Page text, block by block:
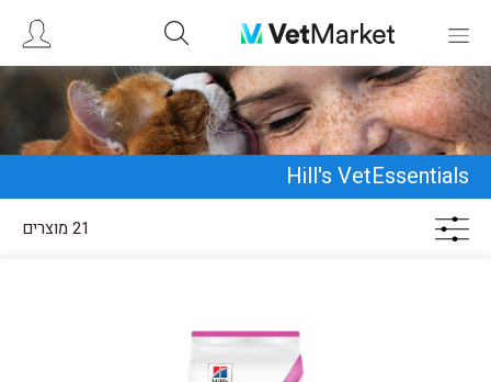
Hill's VetEssentials
21 מוצרים